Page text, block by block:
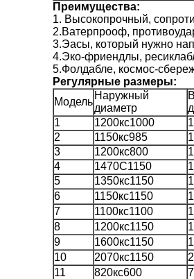
Преимущества:
1. Высокопрочный,
2.Ватерпрооф,
3.Эасы, который нужно
4.Эко-фриендлы,
5.Фолдабле, космос-
Регулярные размеры:
Модель
Наружный
диаметр
1
1200кс1000
2 1150кс985
3
1200кс800
4
1470С1150
5
1350кс1150
6
1150кс1150
7
1100кс1100
8
1200кс1150
9
1600кс1150
10
2070кс1150
11
820кс600